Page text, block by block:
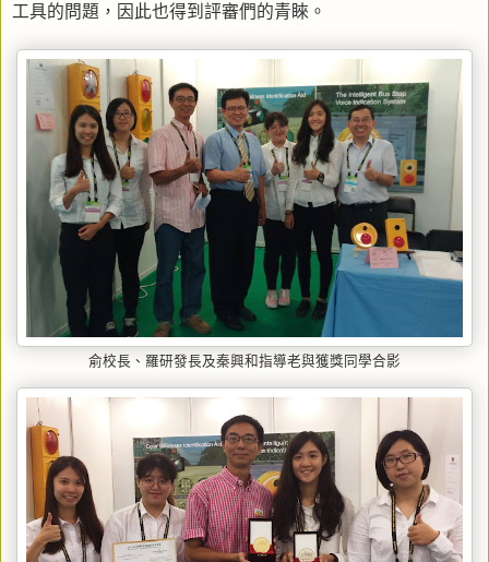
工具的問題，因此也得到評審們的青睞。
俞校長、羅研發長及秦興和指導老與獲獎同學合影